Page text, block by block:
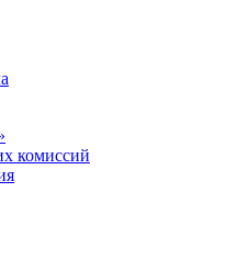
комиссий